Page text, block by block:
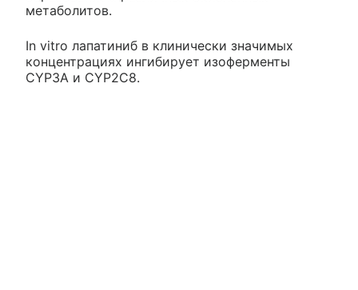
метаболитов.
In vitro лапатиниб в клинически значимых
концентрациях ингибирует изоферменты
CYP3A и CYP2C8.